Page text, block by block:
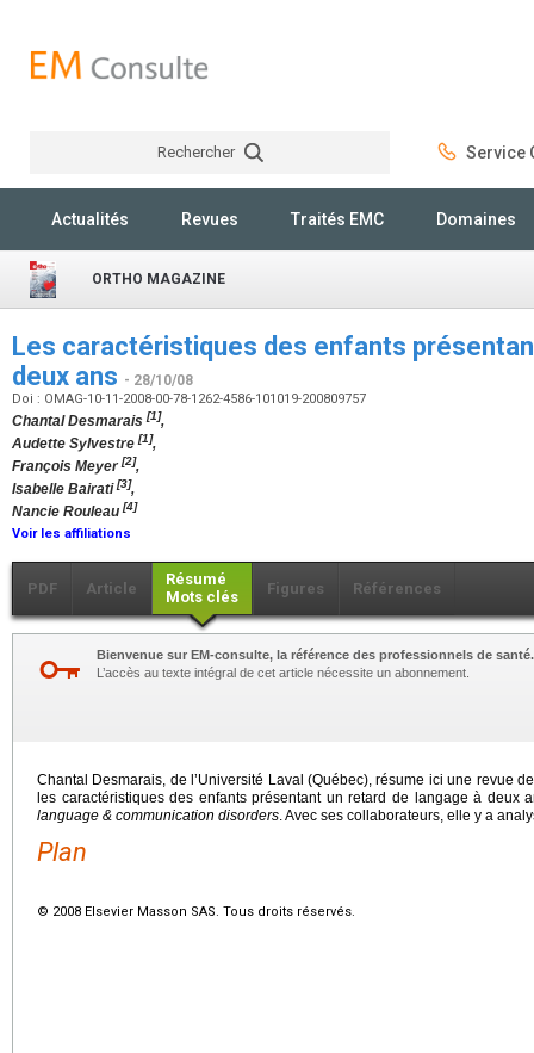
Rechercher Service
Actualités Revues Traités EMC Domaines
ORTHO MAGAZINE
Les caractéristiques des enfants
deux ans - 28/10/08
Doi : OMAG-10-11-2008-00-78-1262-4586-101019-200809757
Chantal Desmarais [1],
Audette Sylvestre [1],
François Meyer[2],
Isabelle Bairati[3],
Nancie Rouleau [4]
Voir les affiliations
PDF Article
Résumé
Mots clés
Figures Références
Bienvenue sur EM-consulte, la référence des professionnels de santé.
L’accès au texte intégral de cet article nécessite un abonnement.
Chantal Desmarais, de l’Université Laval (Québec), résume ici une revue
les caractéristiques des enfants présentant un retard de langage à deux
language & communication disorders. Avec ses collaborateurs, elle y a
Plan
© 2008 Elsevier Masson SAS. Tous droits réservés.